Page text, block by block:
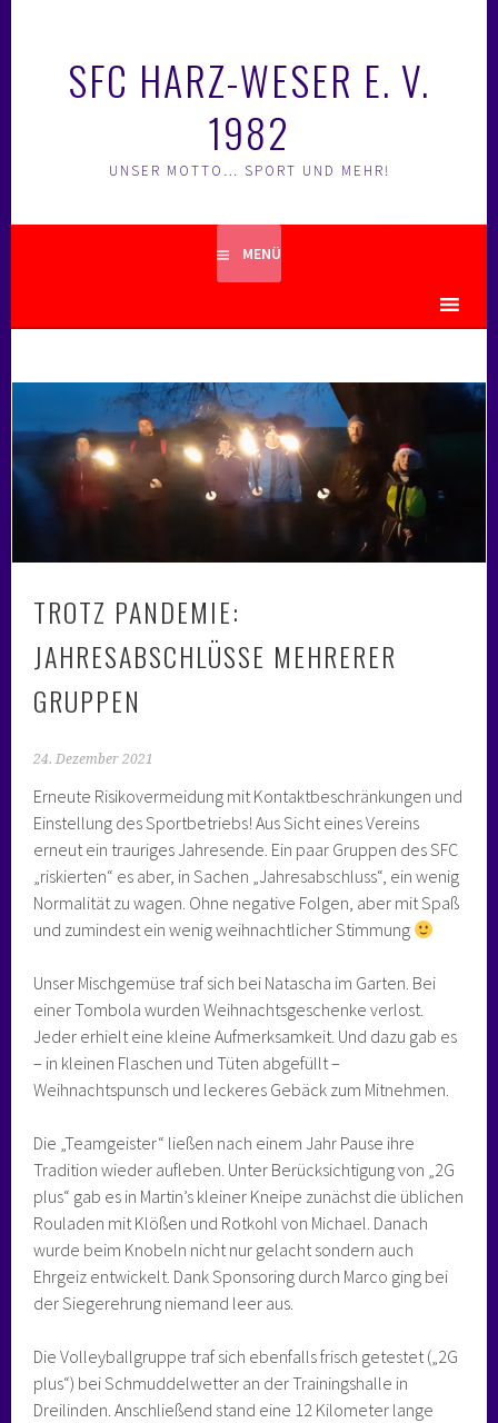
SFC HARZ-WESER E. V.
1982
UNSER MOTTO… SPORT UND MEHR!
MENÜ
TROTZ PANDEMIE:
JAHRESABSCHLÜSSE MEHRERER
GRUPPEN
24. Dezember 2021
Erneute Risikovermeidung mit Kontaktbeschränkungen und
Einstellung des Sportbetriebs! Aus Sicht eines Vereins
erneut ein trauriges Jahresende. Ein paar Gruppen des SFC
„riskierten“ es aber, in Sachen „Jahresabschluss“, ein wenig
Normalität zu wagen. Ohne negative Folgen, aber mit Spaß
und zumindest ein wenig weihnachtlicher Stimmung
Unser Mischgemüse traf sich bei Natascha im Garten. Bei
einer Tombola wurden Weihnachtsgeschenke verlost.
Jeder erhielt eine kleine Aufmerksamkeit. Und dazu gab es
– in kleinen Flaschen und Tüten abgefüllt –
Weihnachtspunsch und leckeres Gebäck zum Mitnehmen.
Die „Teamgeister“ ließen nach einem Jahr Pause ihre
Tradition wieder aufleben. Unter Berücksichtigung von „2G
plus“ gab es in Martin’s kleiner Kneipe zunächst die üblichen
Rouladen mit Klößen und Rotkohl von Michael. Danach
wurde beim Knobeln nicht nur gelacht sondern auch
Ehrgeiz entwickelt. Dank Sponsoring durch Marco ging bei
der Siegerehrung niemand leer aus.
Die Volleyballgruppe traf sich ebenfalls frisch getestet („2G
plus“) bei Schmuddelwetter an der Trainingshalle in
Dreilinden. Anschließend stand eine 12 Kilometer lange